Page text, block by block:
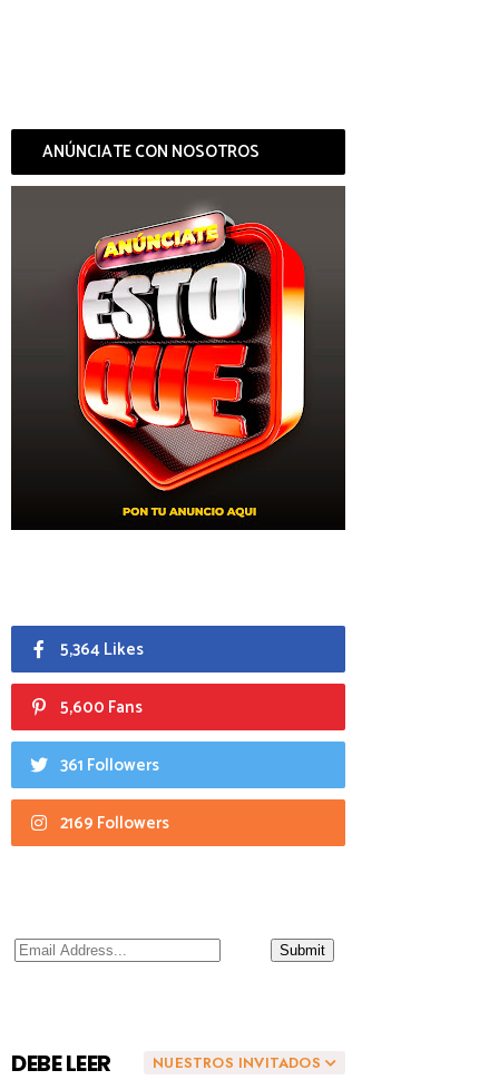
ANÚNCIATE CON NOSOTROS
5,364 Likes
5,600 Fans
361 Followers
2169 Followers
NUESTROS INVITADOS
DEBE LEER